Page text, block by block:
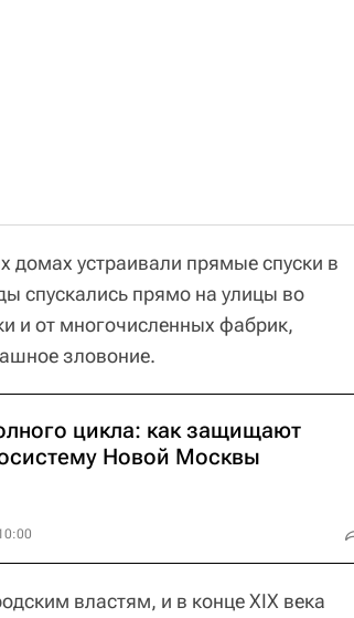
домах устраивали прямые спуски в
спускались прямо на улицы во
и от многочисленных фабрик,
зловоние.
цикла: как защищают
Новой Москвы
властям, и в конце XIX века